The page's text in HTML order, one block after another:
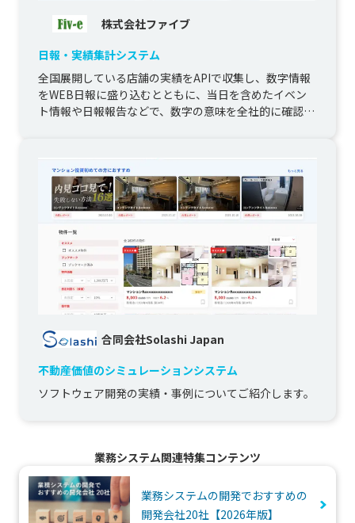
株式会社ファイブ
日報・実績集計システム
全国展開している店舗の実績をAPIで収集し、数字情報
をWEB日報に盛り込むとともに、当日を含めたイベン
ト情報や日報報告などで、数字の意味を全社的に確認で
合同会社Solashi Japan
不動産価値のシミュレーションシステム
ソフトウェア開発の実績・事例についてご紹介します。
業務システム関連特集コンテンツ
業務システムの開発でおすすめの
開発会社20社【2026年版】